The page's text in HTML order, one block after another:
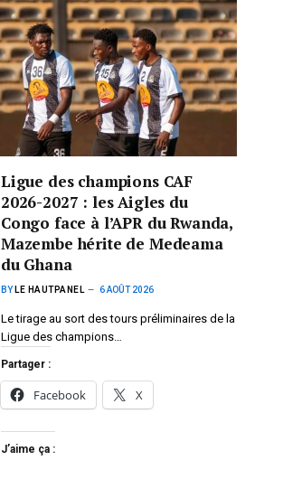
Ligue des champions CAF
2026-2027 : les Aigles du
Congo face à l’APR du Rwanda,
Mazembe hérite de Medeama
du Ghana
BY LE HAUTPANEL 6 AOÛT 2026
Le tirage au sort des tours préliminaires de la
Ligue des champions…
Partager :
Facebook X
J’aime ça :